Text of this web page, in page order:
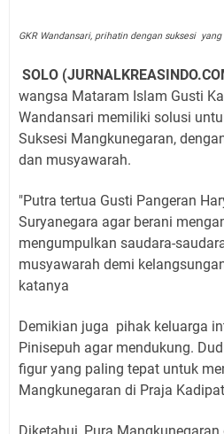
GKR Wandansari, prihatin dengan suksesi
SOLO
wangsa Mataram Islam Gusti
Wandansari memiliki solusi
Suksesi Mangkunegaran,
dan musyawarah.
"Putra tertua Gusti Pangeran
Suryanegara agar berani
mengumpulkan saudara-
musyawarah demi
katanya
Demikian juga pihak keluarga
Pinisepuh agar mendukung.
figur yang paling tepat untuk
Mangkunegaran di Praja